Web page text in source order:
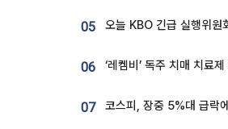
05
06
07